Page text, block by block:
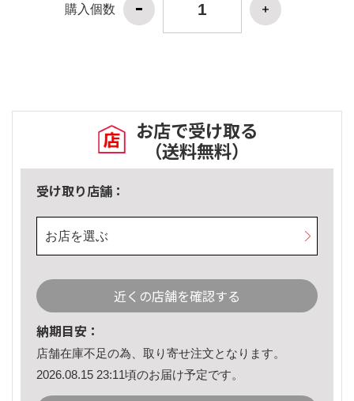
購入個数
お店で受け取る
（送料無料）
受け取り店舗：
お店を選ぶ
近くの店舗を確認する
納期目安：
店舗在庫不足の為、取り寄せ注文となります。
2026.08.15 23:11頃のお届け予定です。